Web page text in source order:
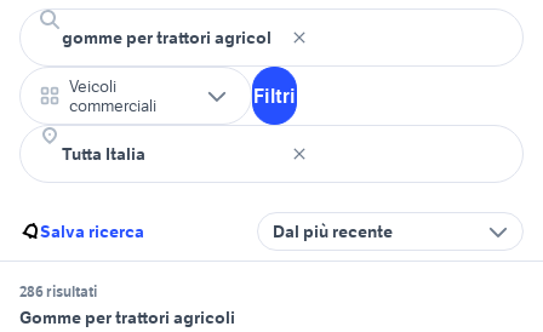
Veicoli
commerciali
Filtri
Salva ricerca Dal più recente
286 risultati
Gomme per trattori agricoli